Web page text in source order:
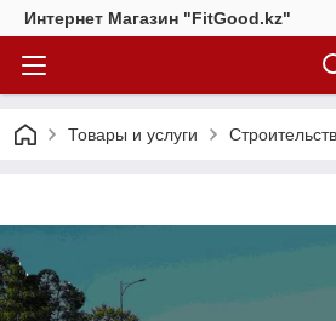
Интернет Магазин "FitGood.kz"
Товары и услуги